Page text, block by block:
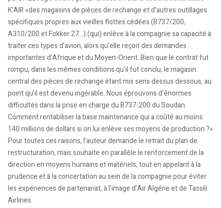
K’AIR «des magasins de pièces de rechange et d’autres outillages
spécifiques propres aux vieilles flottes cédées (B737/200,
A310/200 et Fokker 27…) (qui) enlève à la compagnie sa capacité à
traiter ces types d’avion, alors qu’elle reçoit des demandes
importantes d’Afrique et du Moyen-Orient. Bien que le contrat fut
rompu, dans les mêmes conditions qu’il fut conclu, le magasin
central des pièces de rechange étant mis sens dessus dessous, au
point qu’il est devenu ingérable. Nous éprouvons d’énormes
difficultés dans la prise en charge du B737-200 du Soudan.
Comment rentabiliser la base maintenance qui a coûté au moins
140 millions de dollars si on lui enlève ses moyens de production ?»
Pour toutes ces raisons, l’auteur demande le retrait du plan de
restructuration, mais souhaite en parallèle le renforcement de la
direction en moyens humains et matériels, tout en appelant à la
prudence et à la concertation au sein de la compagnie pour éviter
les expériences de partenariat, à l’image d’Air Algérie et de Tassili
Airlines.